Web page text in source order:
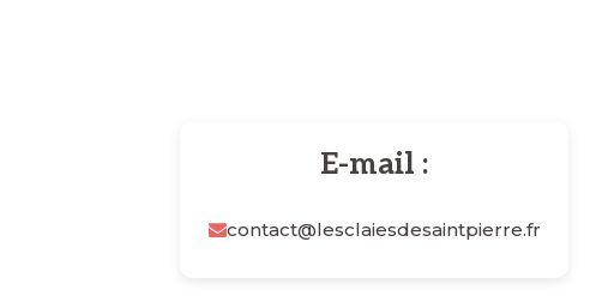
E-mail :
contact@lesclaiesdesaintpierre.fr